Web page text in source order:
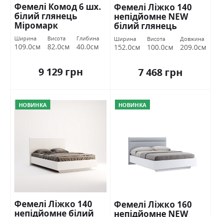
Фемелі Комод 6 шх.
білий глянець
Міромарк
Ширина
109.0см
Висота
82.0см
Глибина
40.0см
9 129 грн
Фемелі Ліжко 140
непідйомне NEW
білий глянець
Міромарк
Ширина
152.0см
Висота
100.0см
Довжина
209.0см
7 468 грн
НОВИНКА
Фемелі Ліжко 140
непідйомне білий
НОВИНКА
Фемелі Ліжко 160
непідйомне NEW